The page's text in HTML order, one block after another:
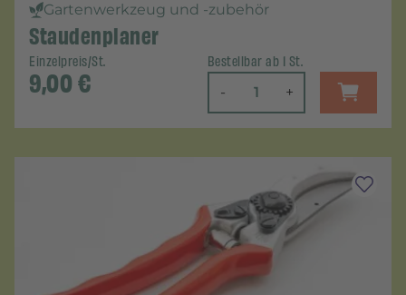
Gartenwerkzeug und -zubehör
Staudenplaner
Einzelpreis/St.
9,00€
Bestellbar ab 1 St.
- +